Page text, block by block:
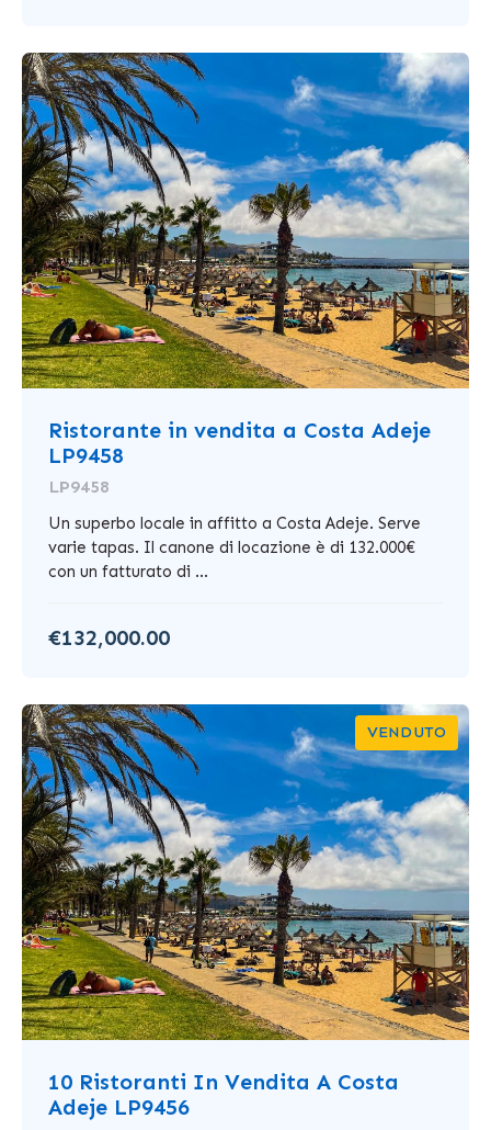
Ristorante in vendita a Costa Adeje
LP9458
LP9458
Un superbo locale in affitto a Costa Adeje. Serve
varie tapas. Il canone di locazione è di 132.000€
con un fatturato di ...
€132,000.00
VENDUTO
10 Ristoranti In Vendita A Costa
Adeje LP9456